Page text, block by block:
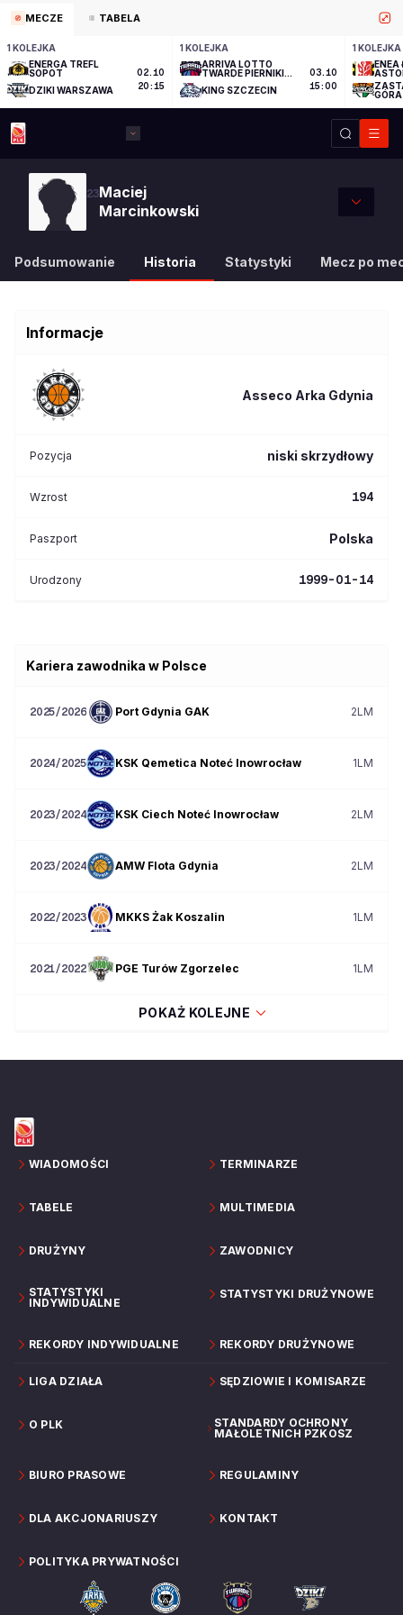
MECZE TABELA
1 KOLEJKA
ENERGA TREFL
SOPOT
DZIKI WARSZAWA
02.10
20:15
1 KOLEJKA
ARRIVA LOTTO
TWARDE PIERNIKI
KING SZCZECIN
03.10
15:00
1 KOLEJKA
ENEA
GÓRA
23Maciej
Marcinkowski
Podsumowanie Historia Statystyki Mecz po
Informacje
Asseco Arka Gdynia
Pozycja niski skrzydłowy
Wzrost 194
Paszport Polska
Urodzony 1999-01-14
Kariera zawodnika w Polsce
2025/2026 Port Gdynia GAK 2LM
2024/2025 KSK Qemetica Noteć Inowrocław 1LM
2023/2024 KSK Ciech Noteć Inowrocław 2LM
2023/2024 AMW Flota Gdynia 2LM
2022/2023 MKKS Żak Koszalin 1LM
2021/2022 PGE Turów Zgorzelec 1LM
POKAŻ KOLEJNE
WIADOMOŚCI TERMINARZE
TABELE MULTIMEDIA
DRUŻYNY ZAWODNICY
STATYSTYKI
INDYWIDUALNE
STATYSTYKI DRUŻYNOWE
REKORDY INDYWIDUALNE REKORDY DRUŻYNOWE
LIGA DZIAŁA SĘDZIOWIE I KOMISARZE
O PLK
STANDARDY OCHRONY
MAŁOLETNICH PZKOSZ
BIURO PRASOWE REGULAMINY
DLA AKCJONARIUSZY KONTAKT
POLITYKA PRYWATNOŚCI